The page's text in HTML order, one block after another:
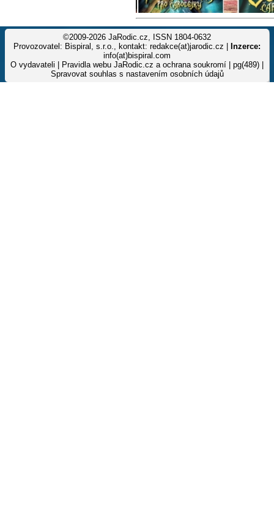
©2009-2026 JaRodic.cz, ISSN 1804-0632
Provozovatel: Bispiral, s.r.o., kontakt: redakce(at)jarodic.cz |
Inzerce:
info(at)bispiral.com
O vydavateli
Pravidla webu JaRodic.cz a ochrana soukromí | pg(489) |
Spravovat souhlas s nastavením osobních údajů